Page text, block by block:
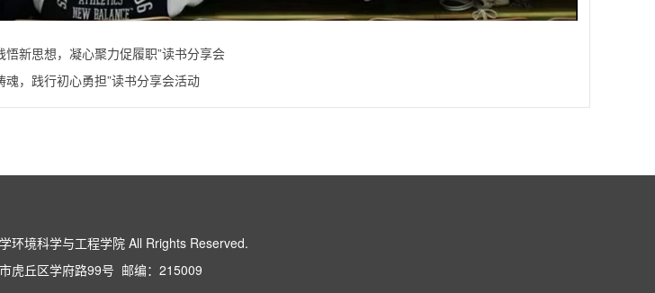
新思想，凝心聚力促履职”读书分享会
，践行初心勇担”读书分享会活动
环境科学与工程学院 All Rrights Reserved.
虎丘区学府路99号 邮编：215009